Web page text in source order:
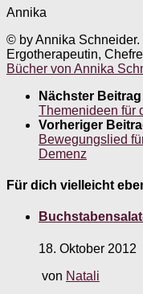
Annika
© by Annika
Ergotherapeutin,
Bücher von Annika
Nächster Beitrag
Themenideen für
Vorheriger
Bewegungslied
Demenz
Für dich vielleicht
18. Oktober 2012
von Natali